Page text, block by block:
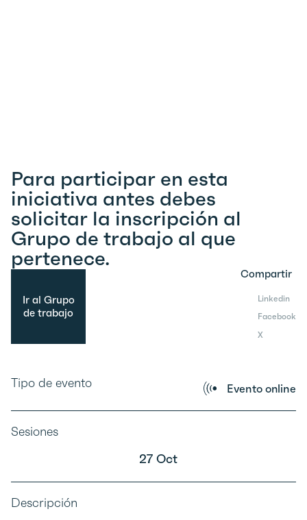
Para participar en esta
iniciativa antes debes
solicitar la inscripción al
Grupo de trabajo al que
pertenece.
Ir al Grupo
de trabajo
Compartir
Linkedin
Facebook
X
Tipo de evento Evento online
Sesiones
27 Oct
Descripción